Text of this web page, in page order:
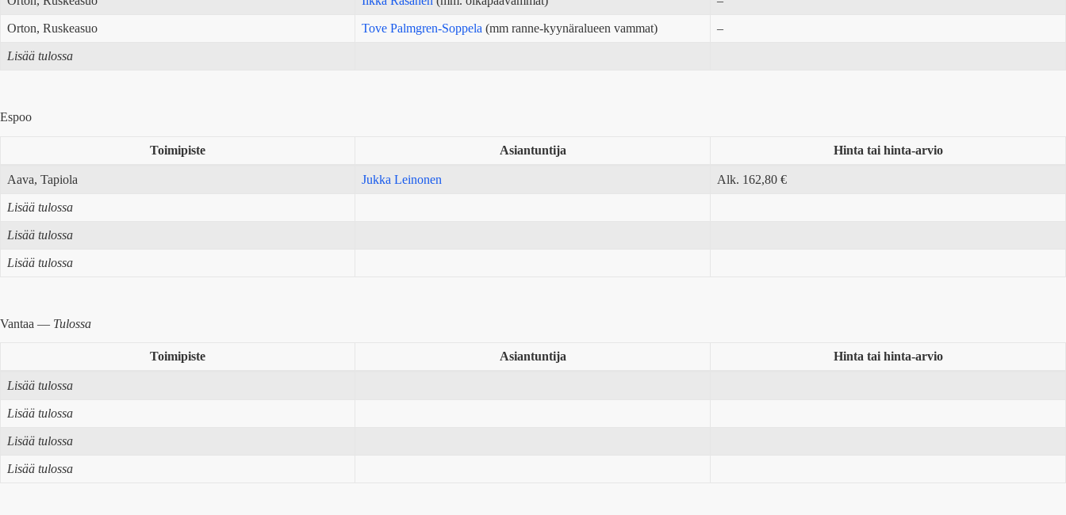
Orton, Ruskeasuo Tove Palmgren-Soppela (mm ranne-kyynäralueen vammat) –
Lisää tulossa
Espoo
Toimipiste Asiantuntija Hinta tai hinta-arvio
Aava, Tapiola Jukka Leinonen Alk. 162,80 €
Lisää tulossa
Lisää tulossa
Lisää tulossa
Vantaa — Tulossa
Toimipiste Asiantuntija Hinta tai hinta-arvio
Lisää tulossa
Lisää tulossa
Lisää tulossa
Lisää tulossa